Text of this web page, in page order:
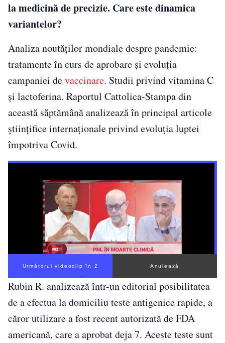
la medicină de precizie. Care este dinamica
variantelor?
Analiza noutăţilor mondiale despre pandemie:
tratamente în curs de aprobare și evoluția
campaniei devaccinare. Studii privind vitamina C
și lactoferina. Raportul Cattolica-Stampa din
această săptămână analizează în principal articole
științifice internaționale privind evoluția luptei
împotriva Covid.
Următorul videoclip în 1 Anulează
Rubin R. analizează într-un editorial posibilitatea
de a efectua la domiciliu teste antigenice rapide, a
căror utilizare a fost recent autorizată de FDA
americană, care a aprobat deja 7. Aceste teste sunt